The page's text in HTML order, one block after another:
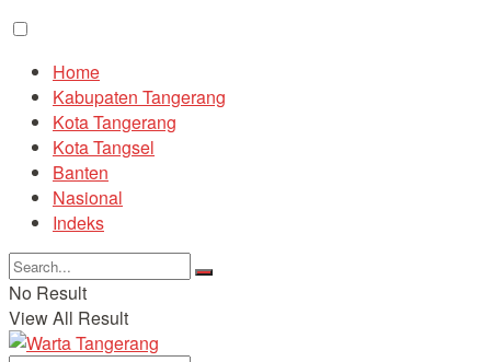
Home
Kabupaten Tangerang
Kota Tangerang
Kota Tangsel
Banten
Nasional
Indeks
No Result
View All Result